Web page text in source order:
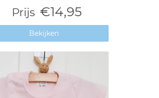
Prijs €14,95
Bekijken